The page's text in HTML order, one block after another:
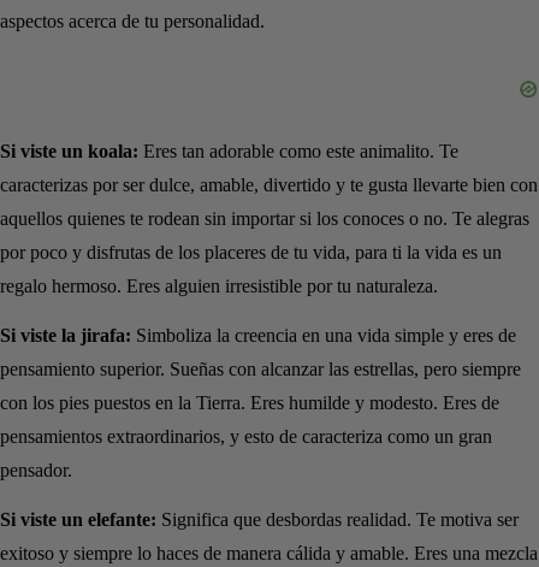
aspectos acerca de tu personalidad.
Si viste un koala: Eres tan adorable como este animalito. Te
caracterizas por ser dulce, amable, divertido y te gusta llevarte bien con
aquellos quienes te rodean sin importar si los conoces o no. Te alegras
por poco y disfrutas de los placeres de tu vida, para ti la vida es un
regalo hermoso. Eres alguien irresistible por tu naturaleza.
Si viste la jirafa: Simboliza la creencia en una vida simple y eres de
pensamiento superior. Sueñas con alcanzar las estrellas, pero siempre
con los pies puestos en la Tierra. Eres humilde y modesto. Eres de
pensamientos extraordinarios, y esto de caracteriza como un gran
pensador.
Si viste un elefante: Significa que desbordas realidad. Te motiva ser
exitoso y siempre lo haces de manera cálida y amable. Eres una mezcla